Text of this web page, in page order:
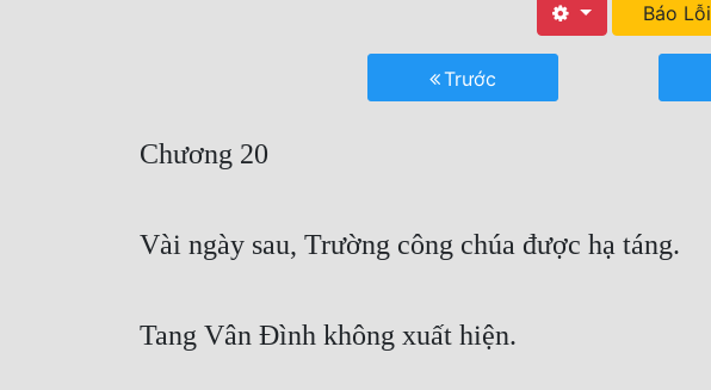
Báo Lỗi
Trước
Chương 20
Vài ngày sau, Trường công chúa được hạ táng.
Tang Vân Đình không xuất hiện.